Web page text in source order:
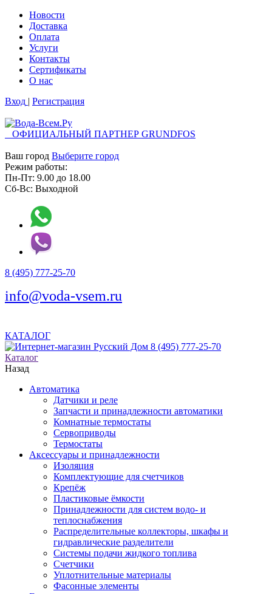
Новости
Доставка
Оплата
Услуги
Контакты
Cертификаты
О нас
Вход | Регистрация
ОФИЦИАЛЬНЫЙ ПАРТНЕР GRUNDFOS
Ваш город Выберите город
Режим работы:
Пн-Пт: 9.00 до 18.00
Сб-Вс: Выходной
8 (495) 777-25-70
info@voda-vsem.ru
КАТАЛОГ
8 (495) 777-25-70
Каталог
Назад
Автоматика
Датчики и реле
Запчасти и принадлежности автоматики
Комнатные термостаты
Сервоприводы
Термостаты
Аксессуары и принадлежности
Изоляция
Комплектующие для счетчиков
Крепёж
Пластиковые ёмкости
Принадлежности для систем водо- и
теплоснабжения
Распределительные коллекторы, шкафы и
гидравлические разделители
Системы подачи жидкого топлива
Счетчики
Уплотнительные материалы
Фасонные элементы